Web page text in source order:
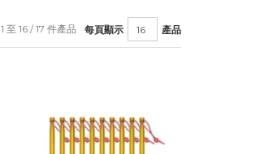
每頁顯示 產品
1 至 16 / 17 件產品